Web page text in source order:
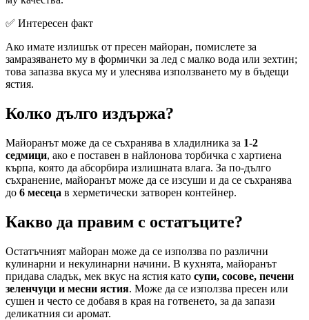
✅ Интересен факт
Ако имате излишък от пресен майоран, помислете за
замразяването му в формички за лед с малко вода или зехтин;
това запазва вкуса му и улеснява използването му в бъдещи
ястия.
Колко дълго издържа?
Майоранът може да се съхранява в хладилника за 1-2
седмици, ако е поставен в найлонова торбичка с хартиена
кърпа, която да абсорбира излишната влага. За по-дълго
съхранение, майоранът може да се изсуши и да се съхранява
до 6 месеца в херметически затворен контейнер.
Какво да правим с остатъците?
Остатъчният майоран може да се използва по различни
кулинарни и некулинарни начини. В кухнята, майоранът
придава сладък, мек вкус на ястия като супи, сосове, печени
зеленчуци и месни ястия. Може да се използва пресен или
сушен и често се добавя в края на готвенето, за да запази
деликатния си аромат.